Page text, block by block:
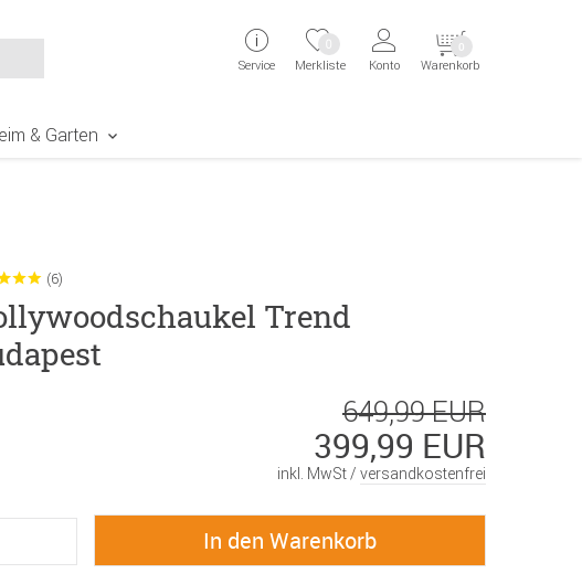
Service Merkliste
0
Konto Warenkorb
0
& Garten
(6)
Trend
649,99 EUR
399,99 EUR
inkl. MwSt / versandkostenfrei